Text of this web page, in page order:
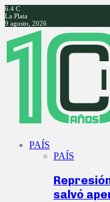
6.4 C
La Plata
9 agosto, 2026
Facebook
Twitter
Instagram
Youtube
PAÍS
PAÍS
salvó